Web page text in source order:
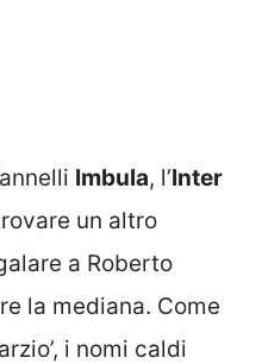
Imbula, l’Inter
un altro
a Roberto
la mediana. Come
i nomi caldi